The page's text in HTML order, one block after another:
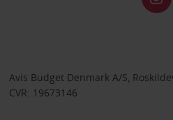
Avis Budget Denmark A/S,
CVR: 19673146